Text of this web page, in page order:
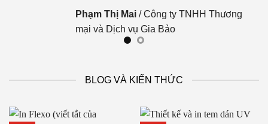
Phạm Thị Mai /Công ty TNHH Thương
mại và Dịch vụ Gia Bảo
BLOG VÀ KIẾN THỨC